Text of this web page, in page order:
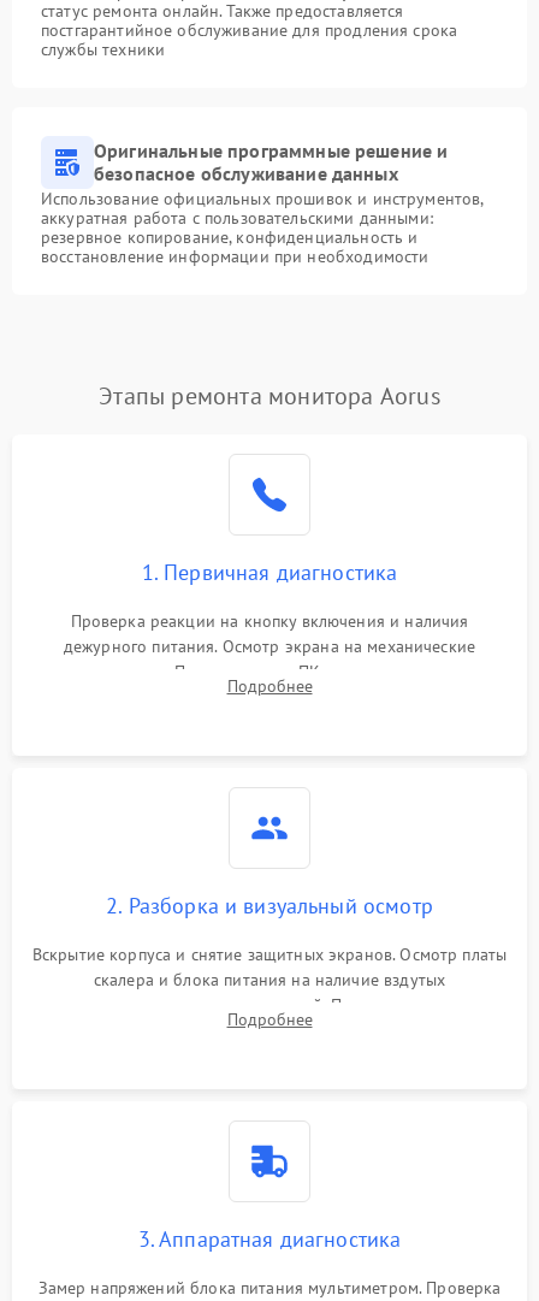
статус ремонта онлайн. Также предоставляется
постгарантийное обслуживание для продления срока
службы техники
Оригинальные программные решение и
безопасное обслуживание данных
Использование официальных прошивок и инструментов,
аккуратная работа с пользовательскими данными:
резервное копирование, конфиденциальность и
восстановление информации при необходимости
Этапы ремонта монитора Aorus
1. Первичная диагностика
Проверка реакции на кнопку включения и наличия
дежурного питания. Осмотр экрана на механические
повреждения. Подключение к ПК для оценки вывода
изображения, работы подсветки и выявления артефактов на
Подробнее
2. Разборка и визуальный осмотр
Вскрытие корпуса и снятие защитных экранов. Осмотр платы
скалера и блока питания на наличие вздутых
конденсаторов, прогаров, окислений. Проверка надежности
контактов и целостности шлейфов матрицы.
Подробнее
3. Аппаратная диагностика
Замер напряжений блока питания мультиметром. Проверка